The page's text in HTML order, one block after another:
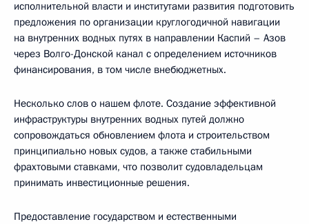
исполнительной власти и институтами развития подготовить
предложения по организации круглогодичной навигации
на внутренних водных путях в направлении Каспий – Азов
через Волго-Донской канал с определением источников
финансирования, в том числе внебюджетных.
Несколько слов о нашем флоте. Создание эффективной
инфраструктуры внутренних водных путей должно
сопровождаться обновлением флота и строительством
принципиально новых судов, а также стабильными
фрахтовыми ставками, что позволит судовладельцам
принимать инвестиционные решения.
Предоставление государством и естественными